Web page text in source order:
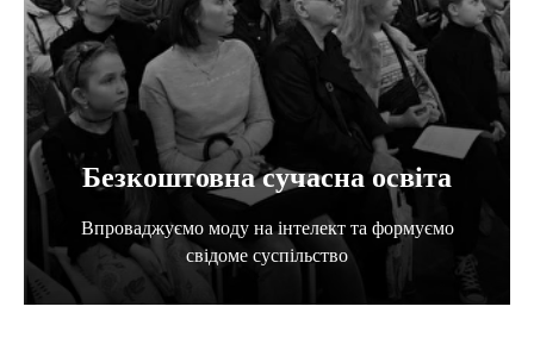
Безкоштовна сучасна освіта
Впроваджуємо моду на інтелект та формуємо
свідоме суспільство